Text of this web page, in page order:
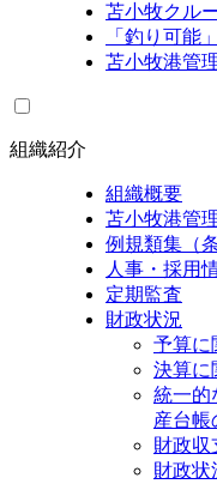
苫小牧クル
「釣り可能
苫小牧港管
組織紹介
組織概要
苫小牧港管
例規類集（
人事・採用
定期監査
財政状況
予算に
決算に
統一的
産台帳
財政収
財政状